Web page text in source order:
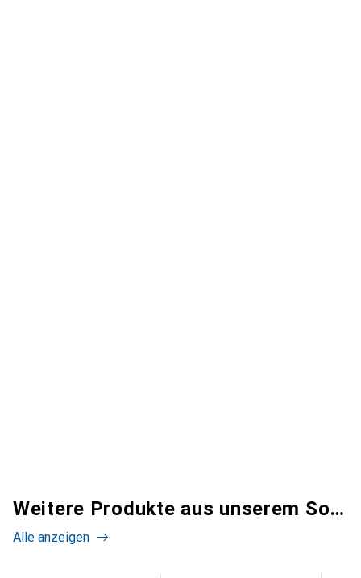
Weitere Produkte aus unserem Sortiment
Alle anzeigen